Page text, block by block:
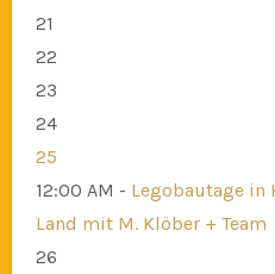
21
22
23
24
25
12:00 AM - Legobautage in
Land mit M. Klöber + Team
26